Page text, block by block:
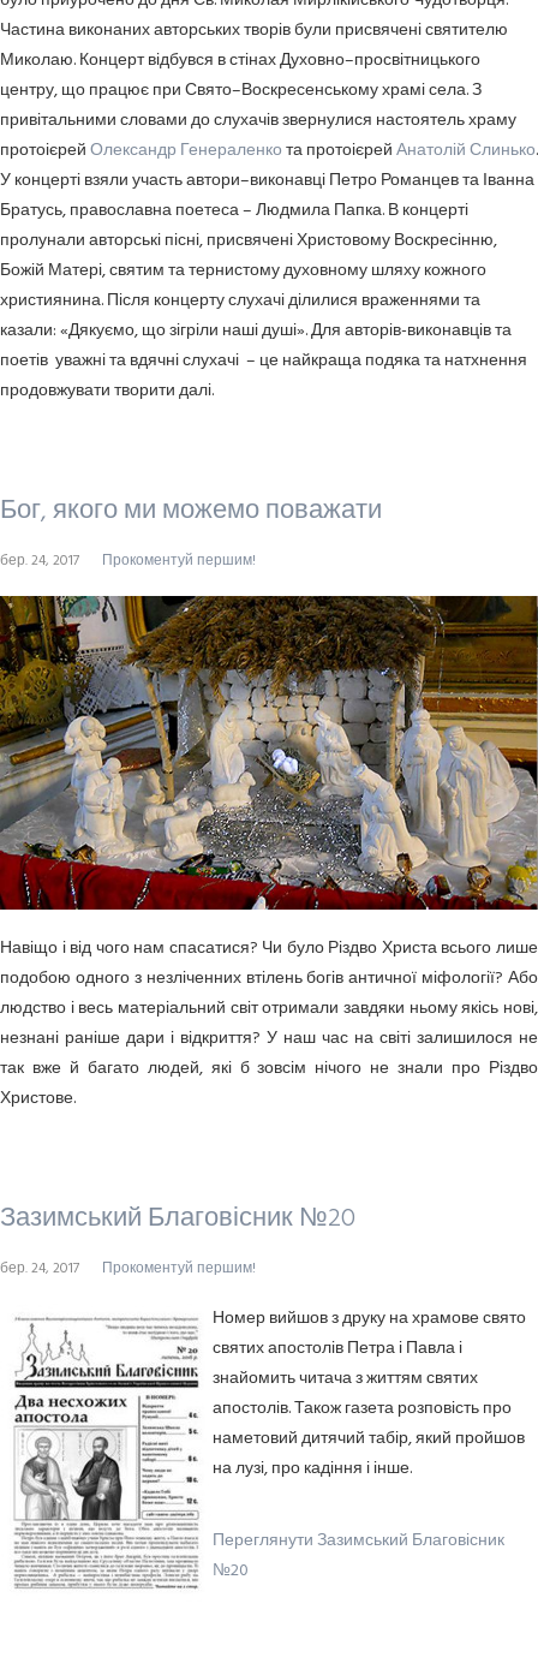
Частина виконаних авторських творів були присвячені святителю
Миколаю. Концерт відбувся в стінах Духовно–просвітницького
центру, що працює при Свято–Воскресенському храмі села. З
привітальними словами до слухачів звернулися настоятель храму
протоієрейОлександр Генераленкота протоієрейАнатолій Слинько.
У концерті взяли участь автори–виконавці Петро Романцев та Іванна
Братусь, православна поетеса – Людмила Папка. В концерті
пролунали авторські пісні, присвячені Христовому Воскресінню,
Божій Матері, святим та тернистому духовному шляху кожного
християнина. Після концерту слухачі ділилися враженнями та
казали: «Дякуємо, що зігріли наші душі». Для авторів-виконавців та
поетів уважні та вдячні слухачі – це найкраща подяка та натхнення
продовжувати творити далі.
Бог, якого ми можемо поважати
бер. 24, 2017 Прокоментуй першим!
Навіщо і від чого нам спасатися? Чи було Різдво Христа всього лише
подобою одного з незліченних втілень богів античної міфології? Або
людство і весь матеріальний світ отримали завдяки ньому якісь нові,
незнані раніше дари і відкриття? У наш час на світі залишилося не
так вже й багато людей, які б зовсім нічого не знали про Різдво
Христове.
Зазимський Благовісник №20
бер. 24, 2017 Прокоментуй першим!
Номер вийшов з друку на храмове свято
святих апостолів Петра і Павла і
знайомить читача з життям святих
апостолів. Також газета розповість про
наметовий дитячий табір, який пройшов
на лузі, про кадіння і інше.
Переглянути Зазимський Благовісник
№20